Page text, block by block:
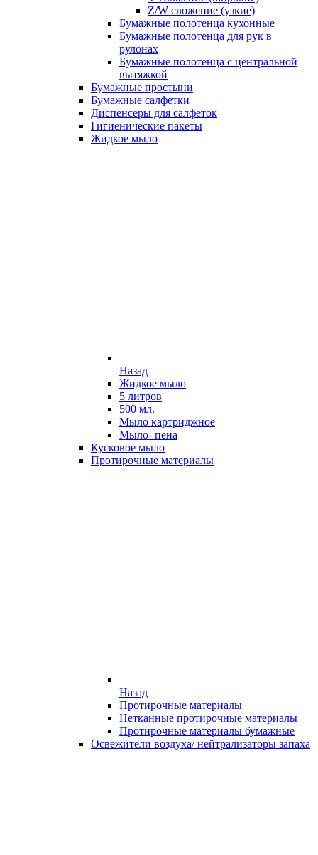
Z/W сложение (узкие)
Бумажные полотенца кухонные
Бумажные полотенца для рук в
рулонах
Бумажные полотенца с центральной
вытяжкой
Бумажные простыни
Бумажные салфетки
Диспенсеры для салфеток
Гигиенические пакеты
Жидкое мыло
Назад
Жидкое мыло
5 литров
500 мл.
Мыло картриджное
Мыло- пена
Кусковое мыло
Протирочные материалы
Назад
Протирочные материалы
Нетканные протирочные материалы
Протирочные материалы бумажные
Освежители воздуха/ нейтрализаторы запаха